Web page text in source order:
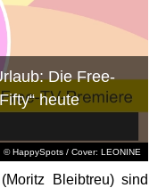
© HappySpots / Cover: LEONINE
Die Free-
heute
Bleibtreu) sind